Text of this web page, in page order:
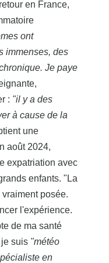
en France,
ont
immenses, des
Je paye
: "il y a des
à cause de la
une
août 2024,
expatriation avec
enfants. "La
posée.
l'expérience.
de ma santé
suis "météo
en